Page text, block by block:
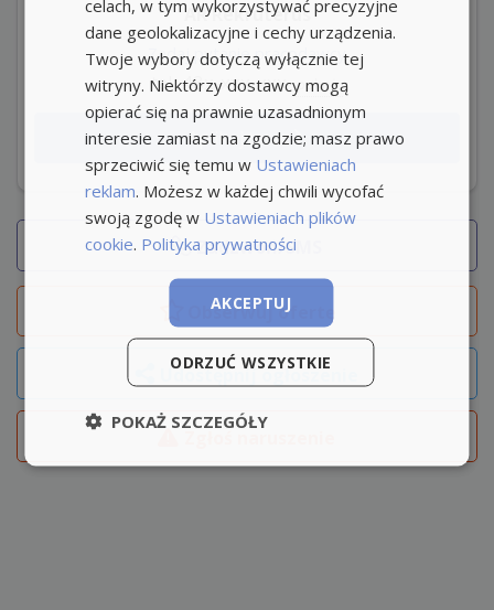
AR Rekruterus
Zadaj pytanie pracodawcy
tel: 48x-xxx-xxx pokaż
Aplikuj teraz
Zadzwoń/SMS
Obserwuj ofertę
Udostępnij ogłoszenie
celach, w tym wykorzystywać precyzyjne
dane geolokalizacyjne i cechy urządzenia.
Twoje wybory dotyczą wyłącznie tej
witryny. Niektórzy dostawcy mogą
opierać się na prawnie uzasadnionym
interesie zamiast na zgodzie; masz prawo
sprzeciwić się temu w Ustawieniach
reklam. Możesz w każdej chwili wycofać
swoją zgodę w Ustawieniach plików
cookie. Polityka prywatności
AKCEPTUJ
ODRZUĆ WSZYSTKIE
POKAŻ SZCZEGÓŁY